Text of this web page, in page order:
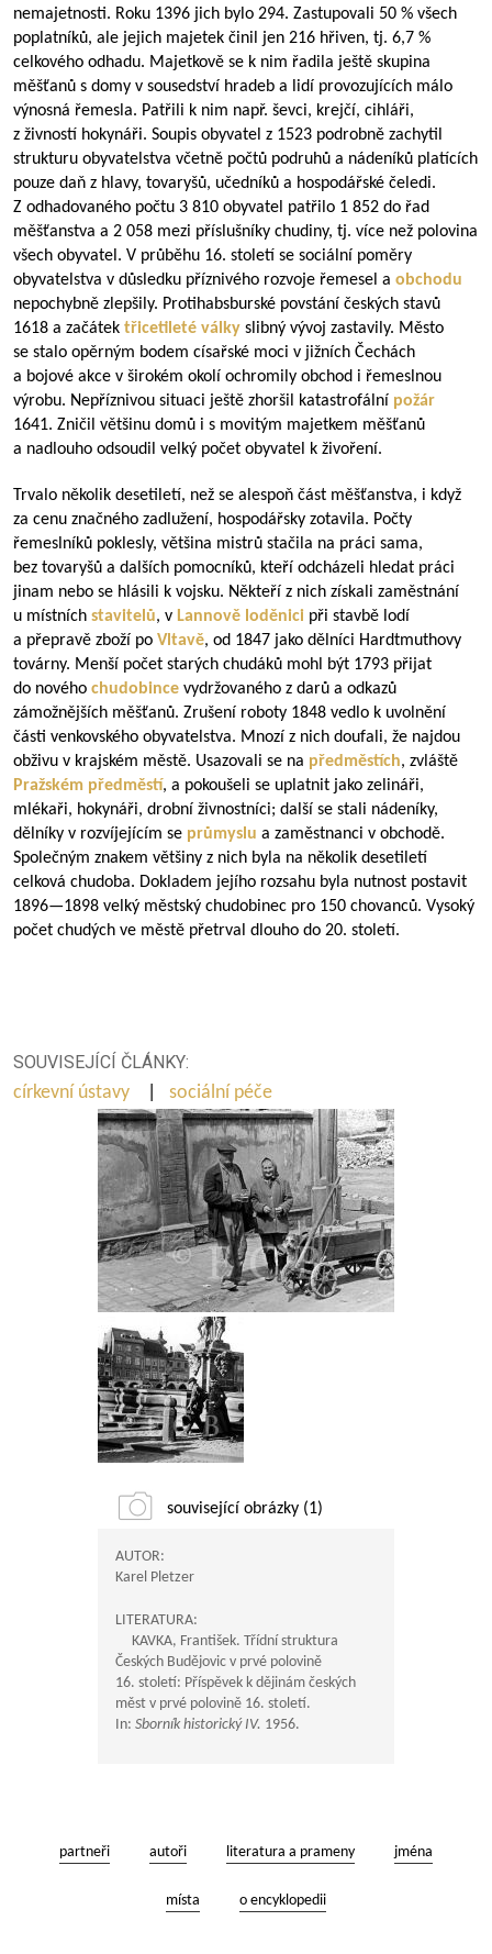
nemajetnosti. Roku 1396 jich bylo 294. Zastupovali 50 % všech
poplatníků, ale jejich majetek činil jen 216 hřiven, tj. 6,7 %
celkového odhadu. Majetkově se k nim řadila ještě skupina
měšťanů s domy v sousedství hradeb a lidí provozujících málo
výnosná řemesla. Patřili k nim např. ševci, krejčí, cihláři,
z živností hokynáři. Soupis obyvatel z 1523 podrobně zachytil
strukturu obyvatelstva včetně počtů podruhů a nádeníků platících
pouze daň z hlavy, tovaryšů, učedníků a hospodářské čeledi.
Z odhadovaného počtu 3 810 obyvatel patřilo 1 852 do řad
měšťanstva a 2 058 mezi příslušníky chudiny, tj. více než polovina
všech obyvatel. V průběhu 16. století se sociální poměry
obyvatelstva v důsledku příznivého rozvoje řemesel a obchodu
nepochybně zlepšily. Protihabsburské povstání českých stavů
1618 a začátek třicetileté války slibný vývoj zastavily. Město
se stalo opěrným bodem císařské moci v jižních Čechách
a bojové akce v širokém okolí ochromily obchod i řemeslnou
výrobu. Nepříznivou situaci ještě zhoršil katastrofální požár
1641. Zničil většinu domů i s movitým majetkem měšťanů
a nadlouho odsoudil velký počet obyvatel k živoření.
Trvalo několik desetiletí, než se alespoň část měšťanstva, i když
za cenu značného zadlužení, hospodářsky zotavila. Počty
řemeslníků poklesly, většina mistrů stačila na práci sama,
bez tovaryšů a dalších pomocníků, kteří odcházeli hledat práci
jinam nebo se hlásili k vojsku. Někteří z nich získali zaměstnání
u místních stavitelů, v Lannově loděnici při stavbě lodí
a přepravě zboží po Vltavě, od 1847 jako dělníci Hardtmuthovy
továrny. Menší počet starých chudáků mohl být 1793 přijat
do nového chudobince vydržovaného z darů a odkazů
zámožnějších měšťanů. Zrušení roboty 1848 vedlo k uvolnění
části venkovského obyvatelstva. Mnozí z nich doufali, že najdou
obživu v krajském městě. Usazovali se na předměstích, zvláště
Pražském předměstí, a pokoušeli se uplatnit jako zelináři,
mlékaři, hokynáři, drobní živnostníci; další se stali nádeníky,
dělníky v rozvíjejícím se průmyslu a zaměstnanci v obchodě.
Společným znakem většiny z nich byla na několik desetiletí
celková chudoba. Dokladem jejího rozsahu byla nutnost postavit
1896—1898 velký městský chudobinec pro 150 chovanců. Vysoký
počet chudých ve městě přetrval dlouho do 20. století.
SOUVISEJÍCÍ ČLÁNKY:
církevní ústavy
sociální péče
související obrázky (1)
AUTOR:
Karel Pletzer
LITERATURA:
KAVKA, František. Třídní struktura
Českých Budějovic v prvé polovině
16. století: Příspěvek k dějinám českých
měst v prvé polovině 16. století.
In: Sborník historický IV. 1956.
partneři autoři literatura a prameny jména
místa o encyklopedii